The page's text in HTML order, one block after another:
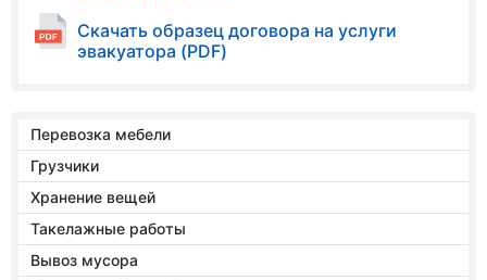
Скачать образец договора на услуги
эвакуатора (PDF)
Перевозка мебели
Грузчики
Хранение вещей
Такелажные работы
Вывоз мусора